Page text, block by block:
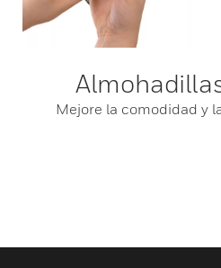
Mejore la comodidad y